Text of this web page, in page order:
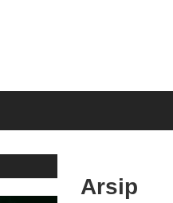
Arsip